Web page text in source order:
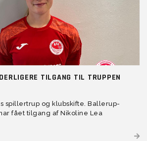
TILGANG TIL TRUPPEN
spillertrup og klubskifte. Ballerup-
fået tilgang af Nikoline Lea